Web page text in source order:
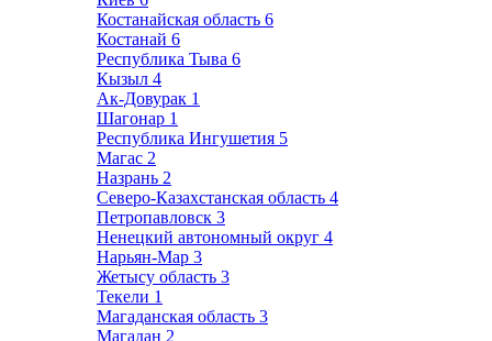
Костанайская область 6
Костанай 6
Республика Тыва 6
Кызыл 4
Ак-Довурак 1
Шагонар 1
Республика Ингушетия 5
Магас 2
Назрань 2
Северо-Казахстанская область 4
Петропавловск 3
Ненецкий автономный округ 4
Нарьян-Мар 3
Жетысу область 3
Текели 1
Магаданская область 3
Магадан 2